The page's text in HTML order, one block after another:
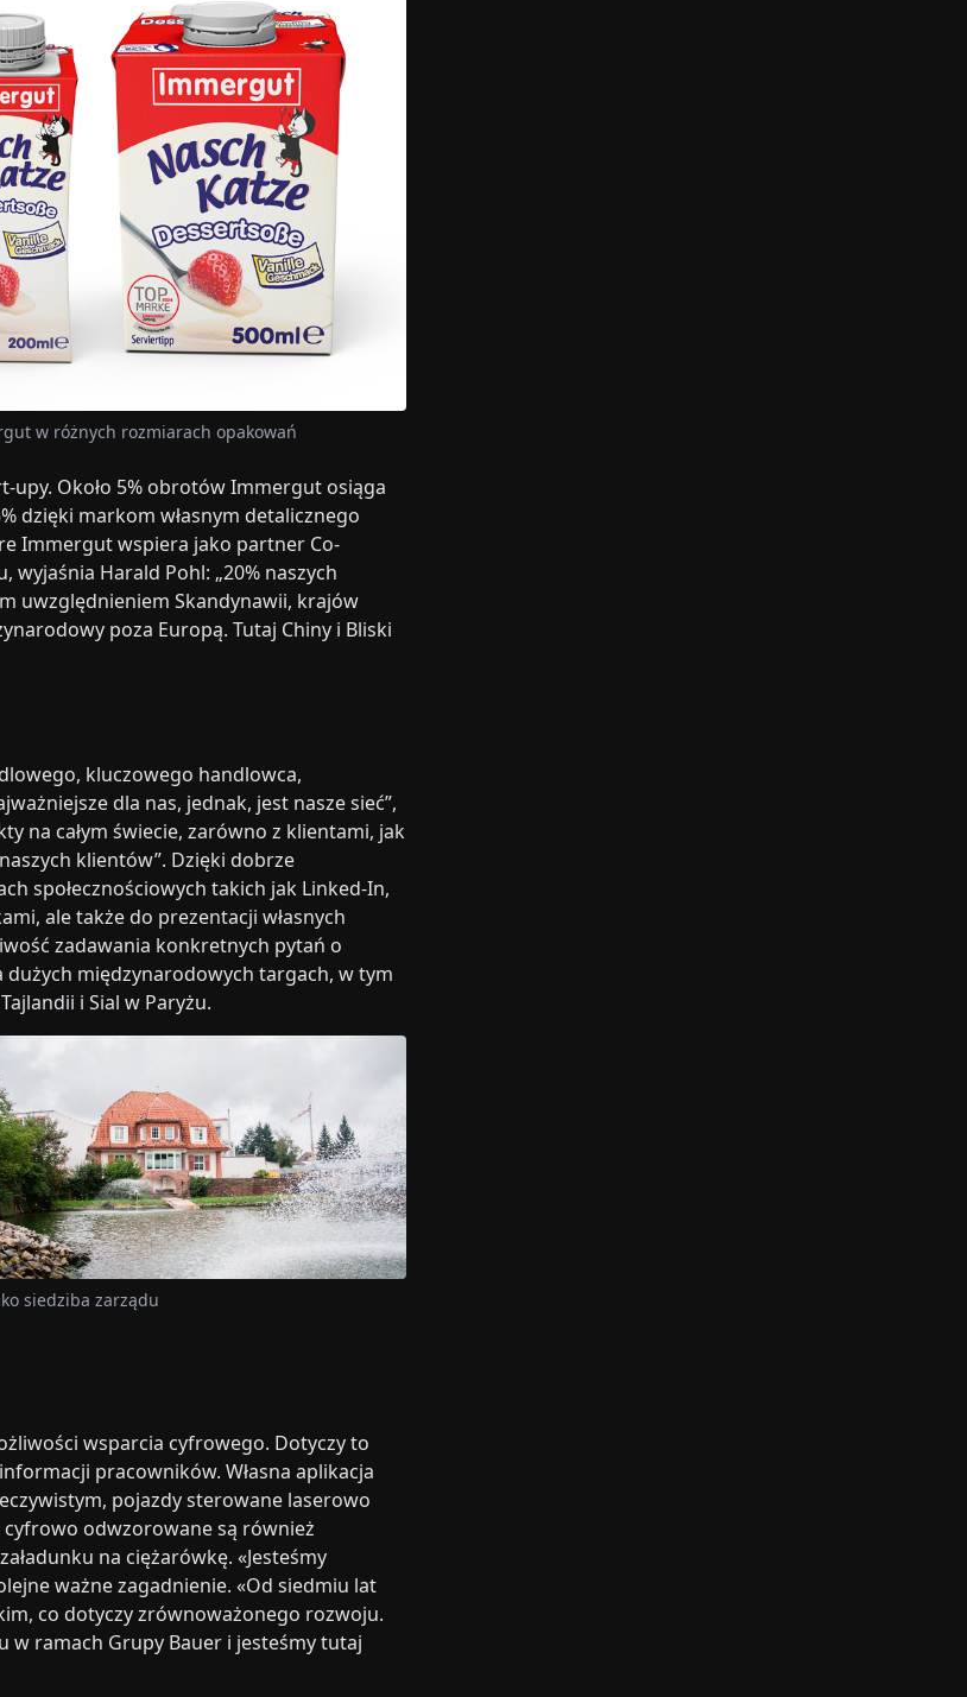
w różnych rozmiarach opakowań
Około 5% obrotów Immergut osiąga
dzięki markom własnym detalicznego
Immergut wspiera jako partner Co-
Harald Pohl: „20% naszych
uwzględnieniem Skandynawii, krajów
poza Europą. Tutaj Chiny i Bliski
kluczowego handlowca,
dla nas, jednak, jest nasze sieć”,
na całym świecie, zarówno z klientami, jak
klientów”. Dzięki dobrze
społecznościowych takich jak Linked-In,
ale także do prezentacji własnych
zadawania konkretnych pytań o
międzynarodowych targach, w tym
i Sial w Paryżu.
siedziba zarządu
wsparcia cyfrowego. Dotyczy to
pracowników. Własna aplikacja
pojazdy sterowane laserowo
odwzorowane są również
na ciężarówkę. «Jesteśmy
ważne zagadnienie. «Od siedmiu lat
co dotyczy zrównoważonego rozwoju.
ramach Grupy Bauer i jesteśmy tutaj